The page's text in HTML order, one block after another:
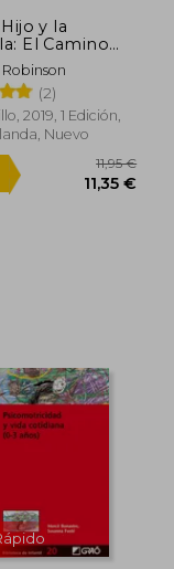
5%
y la
El Camino
la Mejor
(Clave)
(2)
2019, 1 Edición,
Nuevo